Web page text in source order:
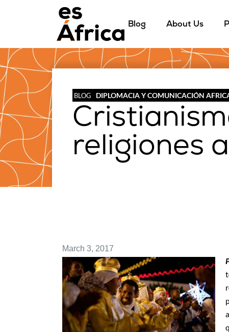
Blog About Us
BLOG DIPLOMACIA Y COMUNICACIÓN
religiones
March 3, 2017